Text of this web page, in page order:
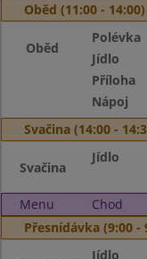
Oběd (11:00 - 14:00)
Oběd
Polévka
Jídlo
Příloha
Nápoj
Svačina (14:00 -
Svačina
Jídlo
Menu Chod
Přesnídávka (9:00 -
Jídlo